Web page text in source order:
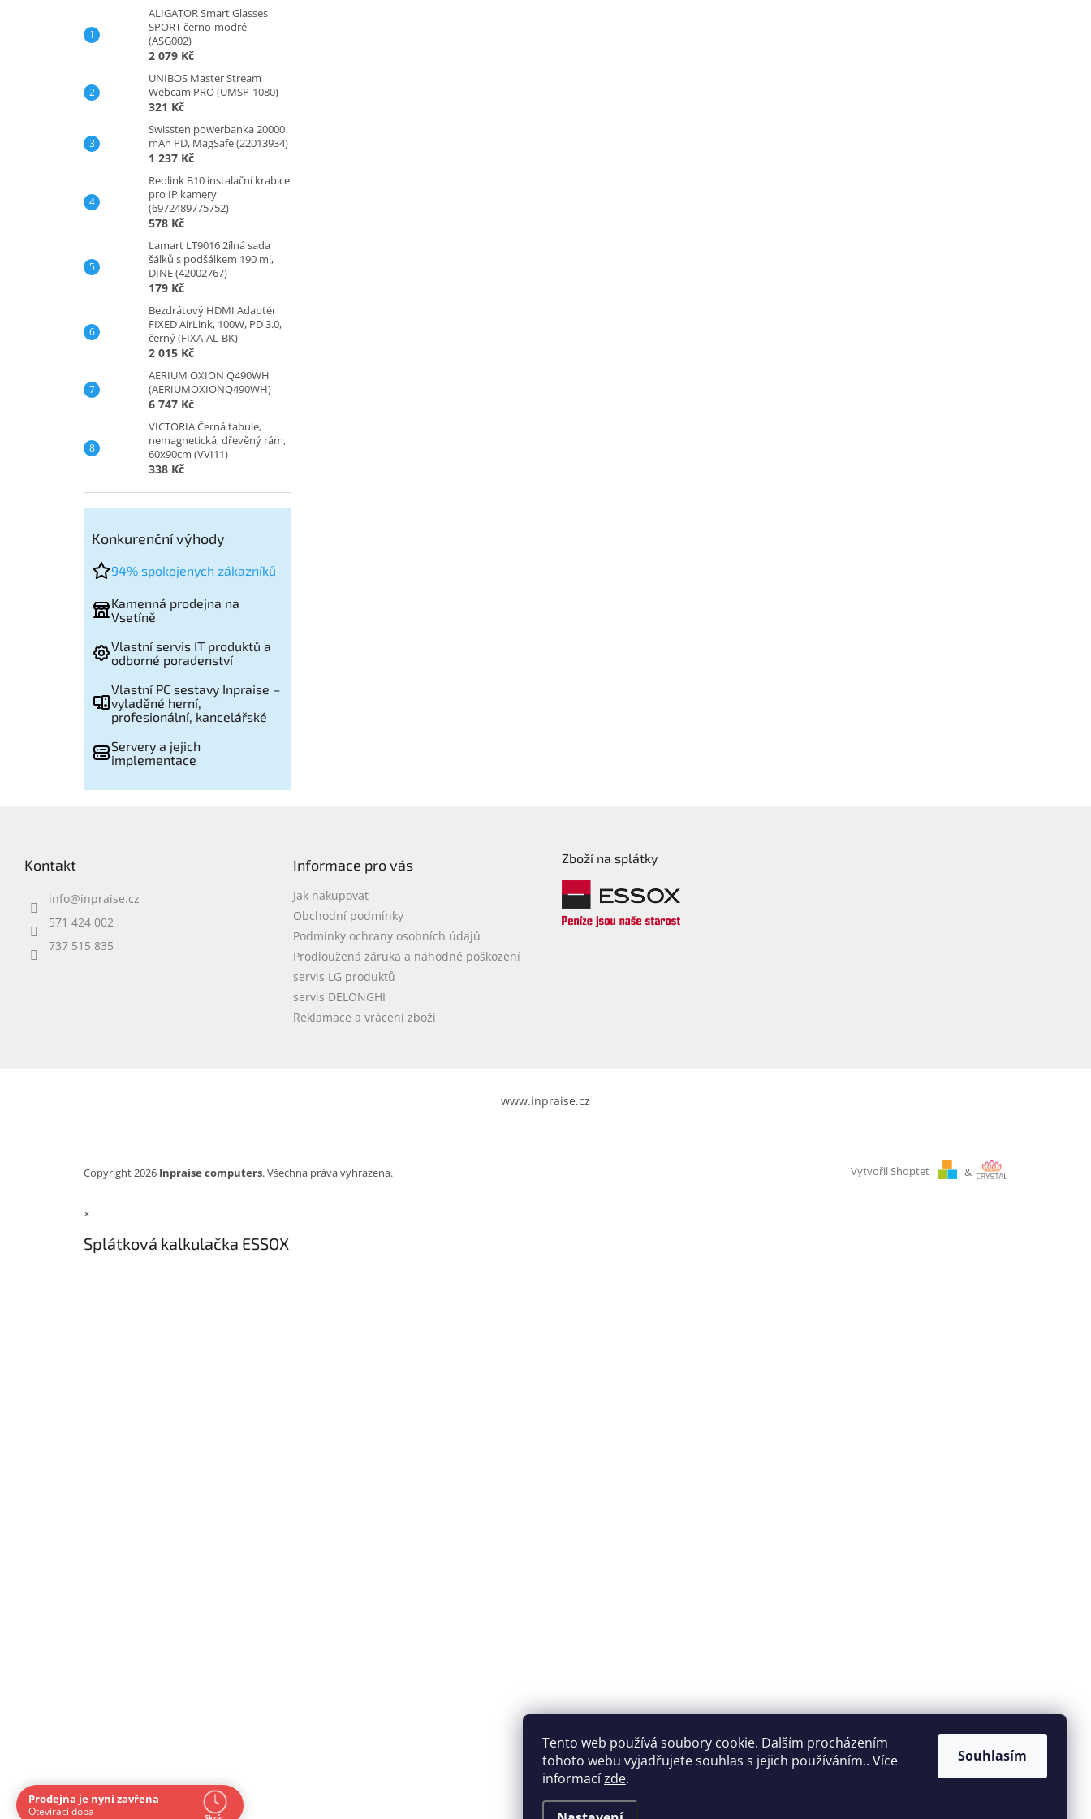
Tento web používá soubory cookie. Dalším procházením
tohoto webu vyjadřujete souhlas s jejich používáním.. Více
informacízde.
Souhlasím
ALIGATOR Smart Glasses
SPORT černo-modré
(ASG002)
2 079 Kč
UNIBOS Master Stream
Webcam PRO (UMSP-1080)
321 Kč
Swissten powerbanka 20000
mAh PD, MagSafe (22013934)
1 237 Kč
Reolink B10 instalační krabice
pro IP kamery
(6972489775752)
578 Kč
Lamart LT9016 2ílná sada
šálků s podšálkem 190 ml,
DINE (42002767)
179 Kč
Bezdrátový HDMI Adaptér
FIXED AirLink, 100W, PD 3.0,
černý (FIXA-AL-BK)
2 015 Kč
AERIUM OXION Q490WH
(AERIUMOXIONQ490WH)
6 747 Kč
VICTORIA Černá tabule,
nemagnetická, dřevěný rám,
60x90cm (VVI11)
338 Kč
Konkurenční výhody
94% spokojenych zákazníků
Kamenná prodejna na
Vsetíně
Vlastní servis IT produktů a
odborné poradenství
Vlastní PC sestavy Inpraise –
vyladěné herní,
profesionální, kancelářské
Servery a jejich
implementace
Kontakt
info@inpraise.cz
571 424 002
737 515 835
Informace pro vás
Jak nakupovat
Obchodní podmínky
Podmínky ochrany osobních údajů
Prodloužená záruka a náhodné poškození
servis LG produktů
servis DELONGHI
Reklamace a vrácení zboží
Zboží na splátky
www.inpraise.cz
Vytvořil Shoptet &
Copyright 2026 Inpraise computers. Všechna práva vyhrazena.
×
Splátková kalkulačka ESSOX
Prodejna je nyní zavřena
Otevírací dobaNavštivte nás osobně